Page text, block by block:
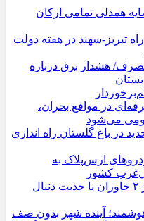
همدلی تمامی ارکان
تبریز-سهند در هفته دولت
هشدار برق درباره
در مواقع بحران،
می‌شود
در باغ گلستان راه اندازی
ارس‌پلاک به
کشور
رفع مشکلات اراضی فاز ۲ خاوران با جدیت دنبال
آینده شهر بدون صف